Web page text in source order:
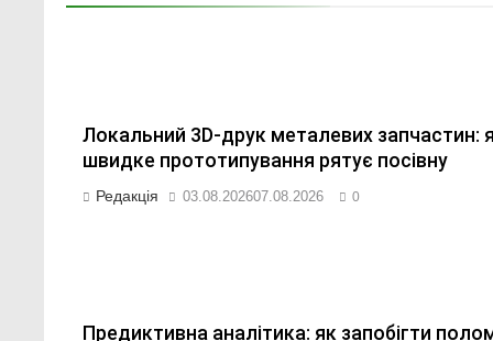
Локальний 3D-друк металевих запчастин:
швидке прототипування рятує посівну
Редакція 03.08.202607.08.2026 0
Предиктивна аналітика: як запобігти